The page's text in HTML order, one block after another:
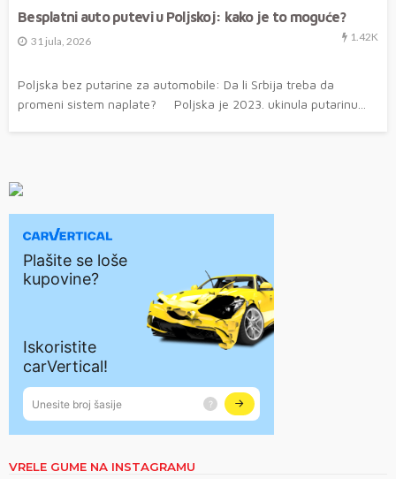
Besplatni auto putevi u Poljskoj: kako je to moguće?
31 jula, 2026 1.42K
Poljska bez putarine za automobile: Da li Srbija treba da
promeni sistem naplate? Poljska je 2023. ukinula putarinu...
VRELE GUME NA INSTAGRAMU